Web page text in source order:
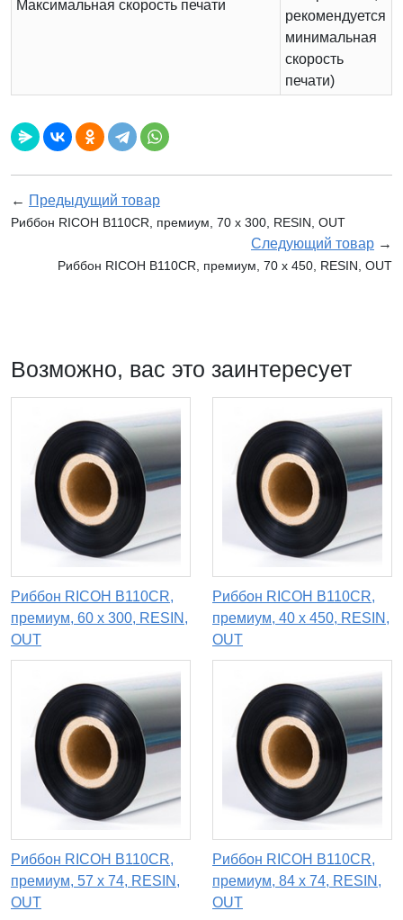
Максимальная скорость печати
рекомендуется
минимальная
скорость
печати)
← Предыдущий товар
Риббон RICOH B110CR, премиум, 70 х 300, RESIN, OUT
Следующий товар →
Риббон RICOH B110CR, премиум, 70 х 450, RESIN, OUT
Возможно, вас это заинтересует
Риббон RICOH B110CR,
премиум, 60 х 300, RESIN,
OUT
Риббон RICOH B110CR,
премиум, 40 х 450, RESIN,
OUT
Риббон RICOH B110CR,
премиум, 57 х 74, RESIN,
OUT
Риббон RICOH B110CR,
премиум, 84 х 74, RESIN,
OUT